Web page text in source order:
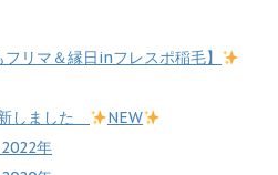
リマ＆縁日inフレスポ稲毛】
しました
NEW
年